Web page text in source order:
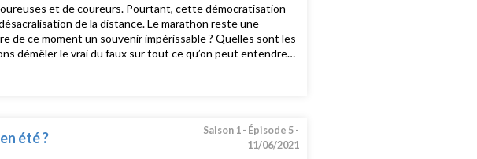
et de coureurs. Pourtant, cette démocratisation
de la distance. Le marathon reste une
de ce moment un souvenir impérissable ? Quelles sont les
démêler le vrai du faux sur tout ce qu’on peut entendre
été ? Saison 1 - Épisode 5 -
11/06/2021